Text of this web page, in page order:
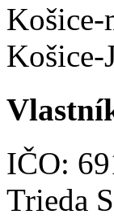
Košice-
Košice-
IČO:
Trieda